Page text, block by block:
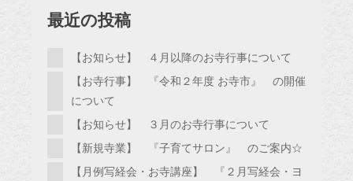
最近の投稿
【お知らせ】 ４月以降のお寺行事について
【お寺行事】 『令和２年度 お寺市』 の開催
について
【お知らせ】 ３月のお寺行事について
【新規寺業】 『子育てサロン』 のご案内☆
【月例写経会・お寺講座】 『２月写経会・ヨ